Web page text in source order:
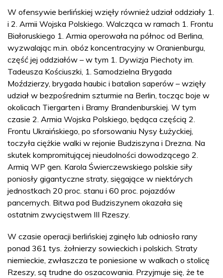
W ofensywie berlińskiej wzięły również udział oddziały 1.
i 2. Armii Wojska Polskiego. Walcząca w ramach 1. Frontu
Białoruskiego 1. Armia operowała na północ od Berlina,
wyzwalając m.in. obóz koncentracyjny w Oranienburgu,
część jej oddziałów – w tym 1. Dywizja Piechoty im.
Tadeusza Kościuszki, 1. Samodzielna Brygada
Moździerzy, brygada haubic i batalion saperów – wzięły
udział w bezpośrednim szturmie na Berlin, tocząc boje w
okolicach Tiergarten i Bramy Brandenburskiej. W tym
czasie 2. Armia Wojska Polskiego, będąca częścią 2.
Frontu Ukraińskiego, po sforsowaniu Nysy Łużyckiej,
toczyła ciężkie walki w rejonie Budziszyna i Drezna. Na
skutek kompromitującej nieudolności dowodzącego 2.
Armią WP gen. Karola Świerczewskiego polskie siły
poniosły gigantyczne straty, sięgające w niektórych
jednostkach 20 proc. stanu i 60 proc. pojazdów
pancernych. Bitwa pod Budziszynem okazała się
ostatnim zwycięstwem III Rzeszy.
W czasie operacji berlińskiej zginęło lub odniosło rany
ponad 361 tys. żołnierzy sowieckich i polskich. Straty
niemieckie, zwłaszcza te poniesione w walkach o stolicę
Rzeszy, są trudne do oszacowania. Przyjmuje się, że te